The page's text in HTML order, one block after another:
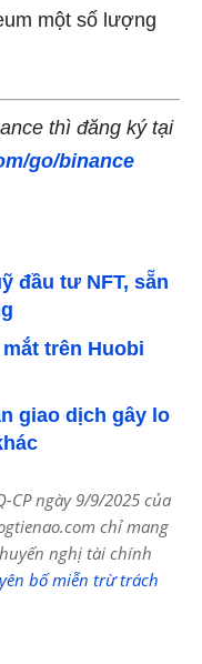
một số lượng
thì đăng ký tại
go/binance
đầu tư NFT, sẵn
trên Huobi
giao dịch gây lo
CP ngày 9/9/2025 của
chỉ mang
nghị tài chính
bố miễn trừ trách